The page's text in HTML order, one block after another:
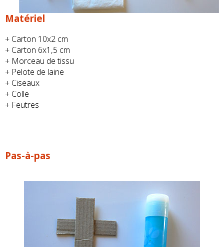
Matériel
+ Carton 10x2 cm
+ Carton 6x1,5 cm
+ Morceau de tissu
+ Pelote de laine
+ Ciseaux
+ Colle
+ Feutres
Pas-à-pas